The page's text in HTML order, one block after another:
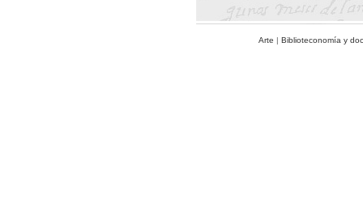
Arte | Biblioteconomía y